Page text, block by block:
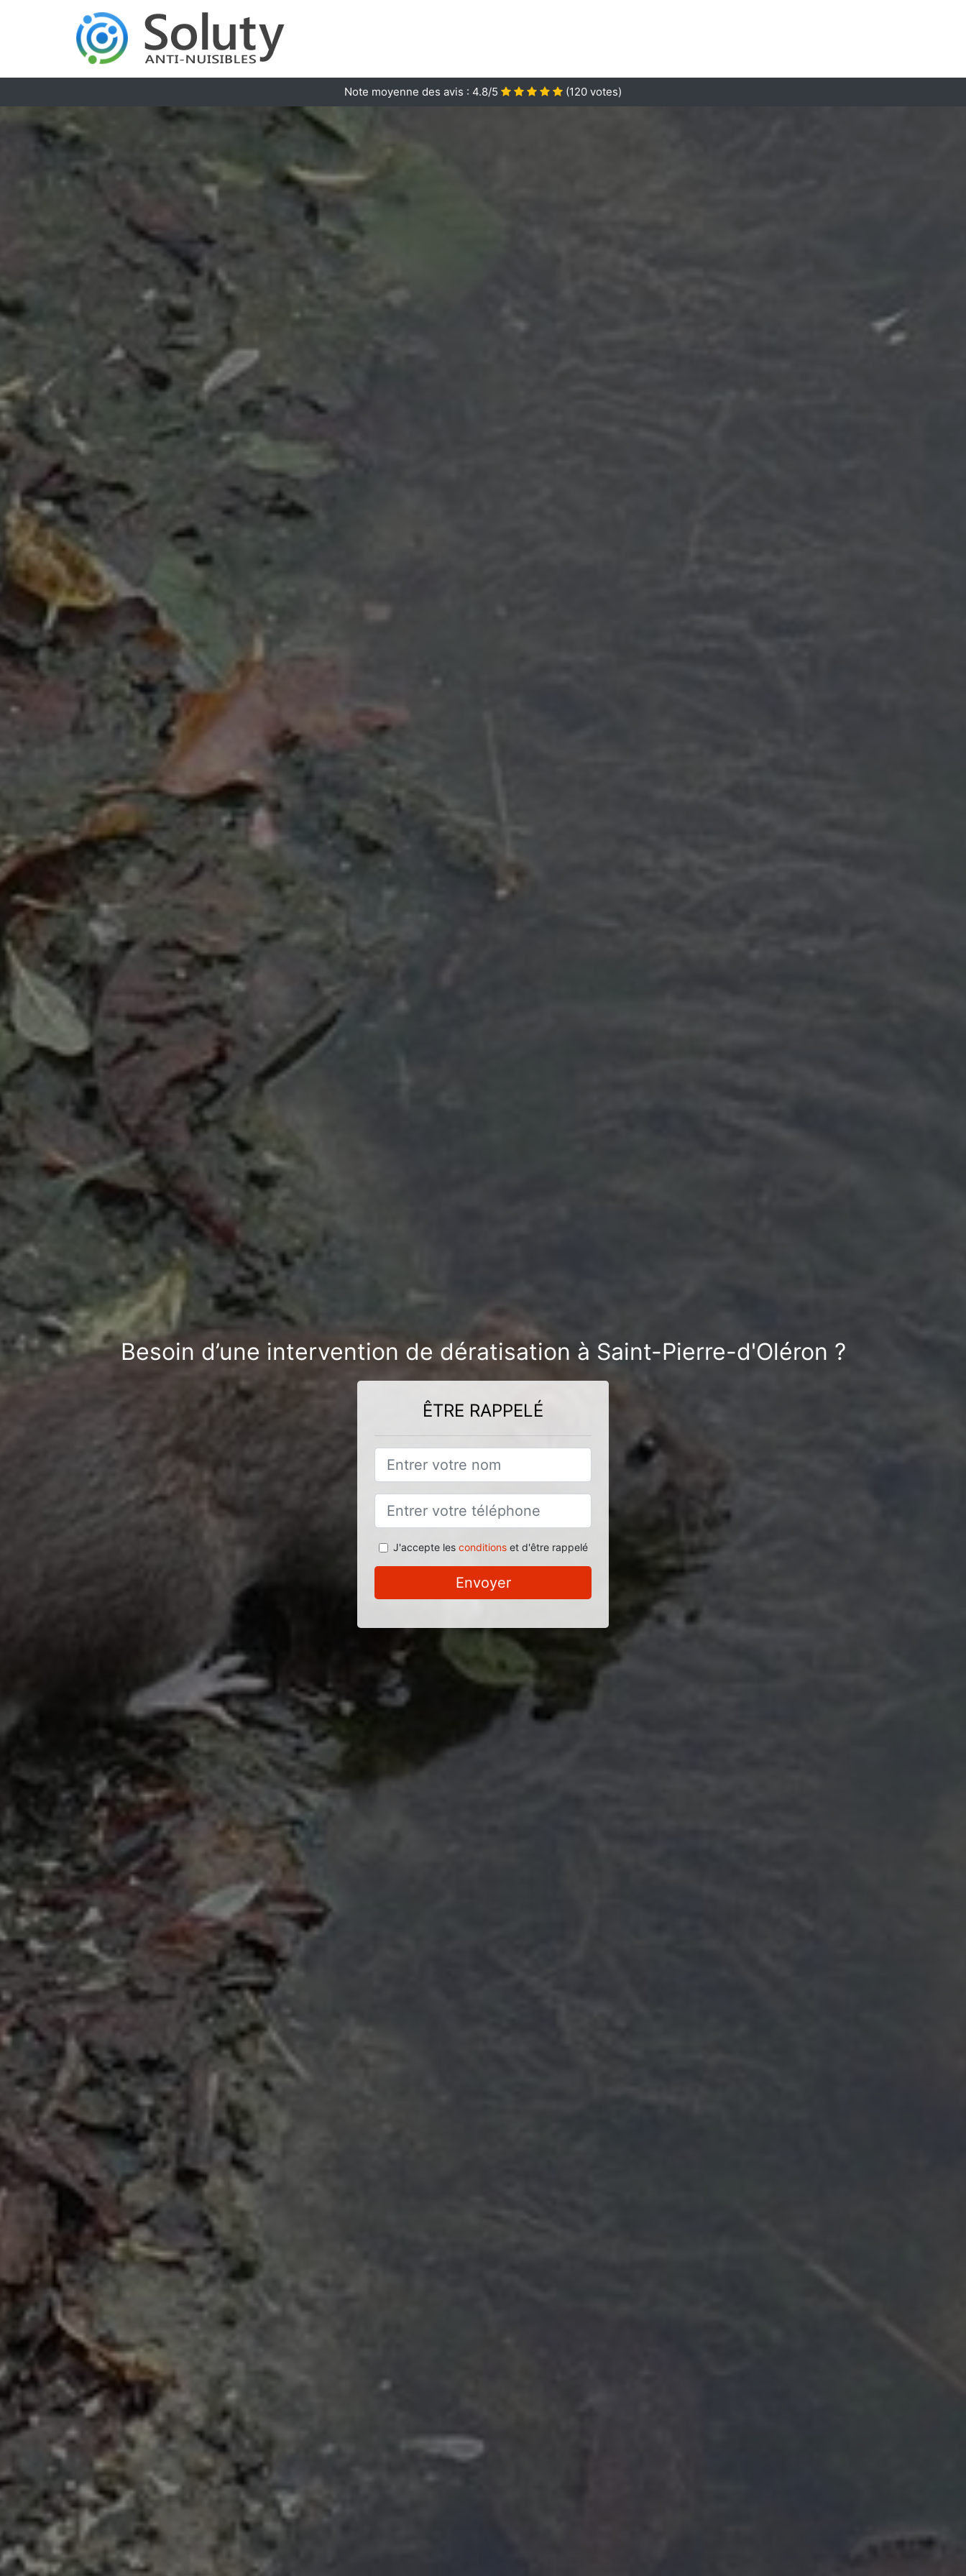
Note moyenne des avis : 4.8/5 (120 votes)
Besoin d’une intervention de dératisation à Saint-Pierre-d'Oléron ?
ÊTRE RAPPELÉ
J'accepte les conditionset d'être rappelé
Envoyer